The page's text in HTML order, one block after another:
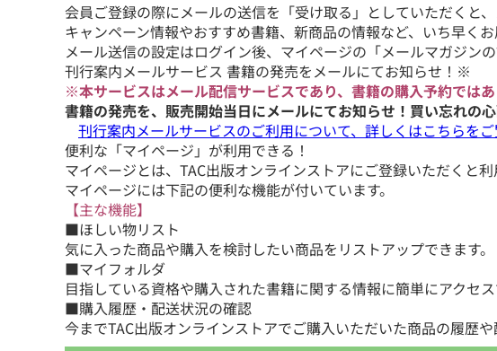
会員ご登録の際にメールの送信を「受け取る」としていただくと
キャンペーン情報やおすすめ書籍、新商品の情報など、いち早くお
メール送信の設定はログイン後、マイページの「メールマガジン
刊行案内メールサービス 書籍の発売をメールにてお知らせ！※
※本サービスはメール配信サービスであり、書籍の購入予約ではあ
書籍の発売を、販売開始当日にメールにてお知らせ！買い忘れの心
刊行案内メールサービスのご利用について、詳しくはこちらをご
便利な「マイページ」が利用できる！
マイページとは、TAC出版オンラインストアにご登録いただくと利
マイページには下記の便利な機能が付いています。
【主な機能】
■ほしい物リスト
気に入った商品や購入を検討したい商品をリストアップできます。
■マイフォルダ
目指している資格や購入された書籍に関する情報に簡単にアクセス
■購入履歴・配送状況の確認
今までTAC出版オンラインストアでご購入いただいた商品の履歴